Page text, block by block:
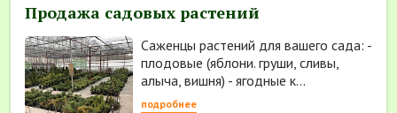
Продажа садовых растений
Саженцы растений для вашего сада: -
плодовые (яблони. груши, сливы,
алыча, вишня) - ягодные к...
подробнее